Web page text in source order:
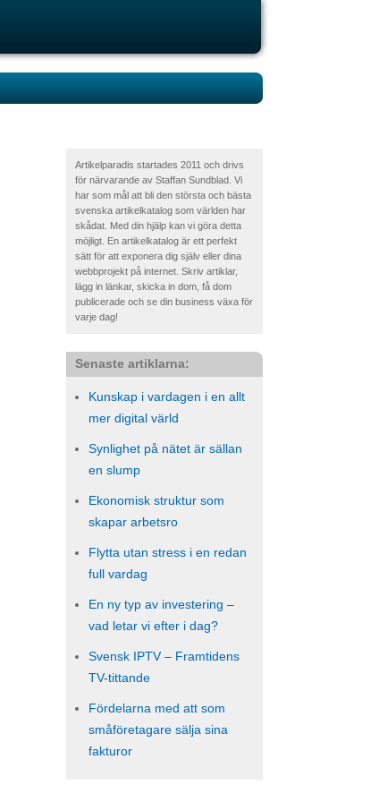
Artikelparadis startades 2011 och drivs
för närvarande av Staffan Sundblad. Vi
har som mål att bli den största och bästa
svenska artikelkatalog som världen har
skådat. Med din hjälp kan vi göra detta
möjligt. En artikelkatalog är ett perfekt
sätt för att exponera dig själv eller dina
webbprojekt på internet. Skriv artiklar,
lägg in länkar, skicka in dom, få dom
publicerade och se din business växa för
varje dag!
Senaste artiklarna:
Kunskap i vardagen i en allt
mer digital värld
Synlighet på nätet är sällan
en slump
Ekonomisk struktur som
skapar arbetsro
Flytta utan stress i en redan
full vardag
En ny typ av investering –
vad letar vi efter i dag?
Svensk IPTV – Framtidens
TV-tittande
Fördelarna med att som
småföretagare sälja sina
fakturor